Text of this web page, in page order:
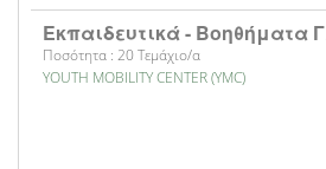
Εκπαιδευτικά - Βοηθήματα
Ποσότητα : 20 Τεμάχιο/α
YOUTH MOBILITY CENTER (YMC)